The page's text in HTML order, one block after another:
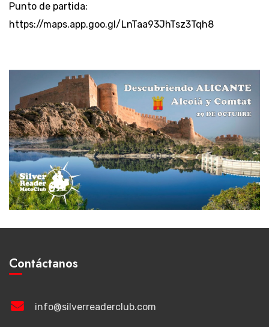
Punto de partida:
https://maps.app.goo.gl/LnTaa93JhTsz3Tqh8
Contáctanos
info@silverreaderclub.com